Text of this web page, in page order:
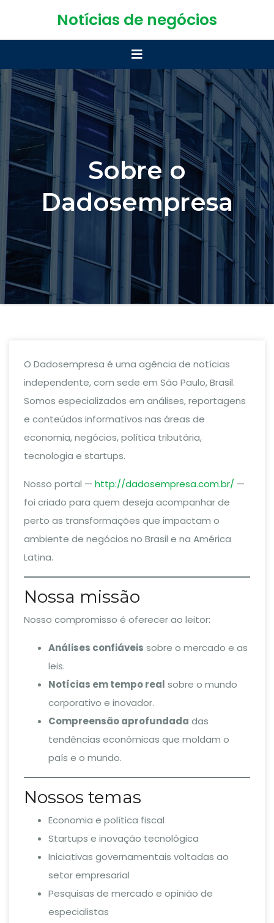
Notícias de negócios
Sobre o
Dadosempresa
O Dadosempresa é uma agência de notícias
independente, com sede em São Paulo, Brasil.
Somos especializados em análises, reportagens
e conteúdos informativos nas áreas de
economia, negócios, política tributária,
tecnologia e startups.
Nosso portal — http://dadosempresa.com.br/ —
foi criado para quem deseja acompanhar de
perto as transformações que impactam o
ambiente de negócios no Brasil e na América
Latina.
Nossa missão
Nosso compromisso é oferecer ao leitor:
Análises confiáveis sobre o mercado e as
leis.
Notícias em tempo real sobre o mundo
corporativo e inovador.
Compreensão aprofundada das
tendências econômicas que moldam o
país e o mundo.
Nossos temas
Economia e política fiscal
Startups e inovação tecnológica
Iniciativas governamentais voltadas ao
setor empresarial
Pesquisas de mercado e opinião de
especialistas